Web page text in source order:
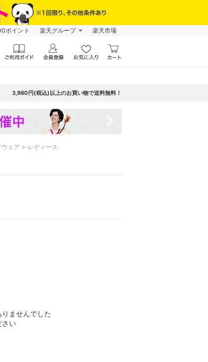
ポイント 楽天グループ 楽天市場
3,980円(税込)以上のお買い物で送料無料！
ェア レディース
ませんでした
さい